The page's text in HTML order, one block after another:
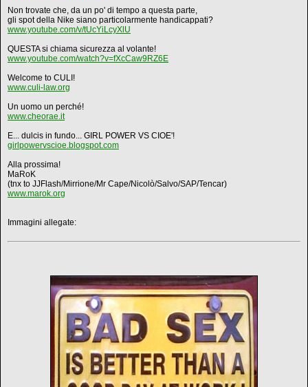
Non trovate che, da un po' di tempo a questa parte,
gli spot della Nike siano particolarmente handicappati?
www.youtube.com/v/tUcYiLcyXlU
QUESTA si chiama sicurezza al volante!
www.youtube.com/watch?v=fXcCaw9RZ6E
Welcome to CULI!
www.culi-law.org
Un uomo un perché!
www.cheorae.it
E... dulcis in fundo... GIRL POWER VS CIOE'!
girlpowervscioe.blogspot.com
Alla prossima!
MaRoK
(tnx to JJFlash/Mirrione/Mr Cape/Nicolò/Salvo/SAP/Tencar)
www.marok.org
Immagini allegate: